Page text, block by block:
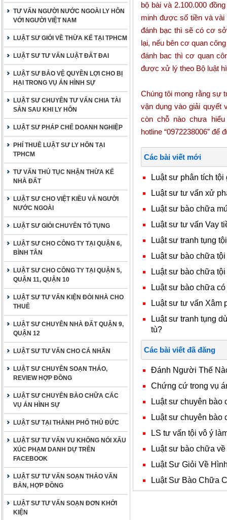
TƯ VẤN NGƯỜI NƯỚC NGOÀI LY HÔN
VỚI NGƯỜI VIỆT NAM
LUẬT SƯ GIỎI VỀ THỪA KẾ TẠI TPHCM
LUẬT SƯ TƯ VẤN LUẬT ĐẤT ĐAI
LUẬT SƯ BẢO VỆ QUYỀN LỢI CHO BỊ
HẠI TRONG VỤ ÁN HÌNH SỰ
LUẬT SƯ CHUYÊN TƯ VẤN CHIA TÀI
SẢN SAU KHI LY HÔN
LUẬT SƯ PHÁP CHẾ DOANH NGHIỆP
PHÍ THUÊ LUẬT SƯ LY HÔN TẠI
TPHCM
TƯ VẤN THỦ TỤC NHẬN THỪA KẾ
NHÀ ĐẤT
LUẬT SƯ CHO VIỆT KIỀU VÀ NGƯỜI
NƯỚC NGOÀI
LUẬT SƯ GIỎI CHUYÊN TỐ TỤNG
LUẬT SƯ CHO CÔNG TY TẠI QUẬN 6,
BÌNH TÂN
LUẬT SƯ CHO CÔNG TY TẠI QUẬN 5,
QUẬN 11, QUẬN 10
LUẬT SƯ TƯ VẤN KIỆN ĐÒI NHÀ CHO
THUÊ
LUẬT SƯ CHUYÊN NHÀ ĐẤT QUẬN 9,
QUẬN 12
LUẬT SƯ TƯ VẤN CHO CÁ NHÂN
LUẬT SƯ CHUYÊN SOẠN THẢO,
REVIEW HỢP ĐỒNG
LUẬT SƯ CHUYÊN BÀO CHỮA CÁC
VỤ ÁN HÌNH SỰ
LUẬT SƯ TẠI THÀNH PHỐ THỦ ĐỨC
LUẬT SƯ TƯ VẤN VU KHỐNG NÓI XẤU
XÚC PHẠM DANH DỰ TRÊN
FACEBOOK
LUẬT SƯ TƯ VẤN SOẠN THẢO VĂN
BẢN, HỢP ĐỒNG
LUẬT SƯ TƯ VẤN SOẠN ĐƠN KHỞI
KIỆN
bộ bài và 2.100.000
minh được số tiền và
đánh bạc thì sẽ có cơ
lại, nếu bên cơ quan
đánh bac thì cơ quan
được xử lý theo Bộ luật
Chúng tôi mong rằng sự
vận dụng vào giải quyết
còn chỗ nào chưa
hotline “0972238006” để
Các bài viết mới
Luật sư phân tích
Luật sư tư vấn xử
Luật sư bào chữa
Luật sư tư vấn Vay
Luật sư tranh tụng
Luật sư bào chữa
Luật sư bào chữa
Luật sư bào chữa
Luật sư tư vấn Xâm
Luật sư tranh tụng
tù?
Các bài viết đã đăng
Đánh Người Thế
Chứng cứ trong vụ
Luật sư chuyên bào
Luật sư chuyên bào
LS tư vấn tội vô ý
Luật sư bào chữa
Luật Sư Giỏi Về
Luật Sư Bào Chữa